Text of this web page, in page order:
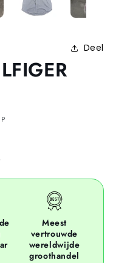
Deel
Meest
vertrouwde
wereldwijde
groothandel